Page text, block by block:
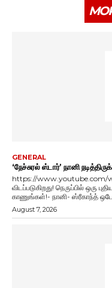
GENERAL
‘நேச்சுரல் ஸ்டார்’ நானி
https://www.youtube.com/
விடப்படுகிறது! நெருப்பில் ஒரு
காணுங்கள்!- நானி- ஸ்ரீகாந்த்
August 7, 2026